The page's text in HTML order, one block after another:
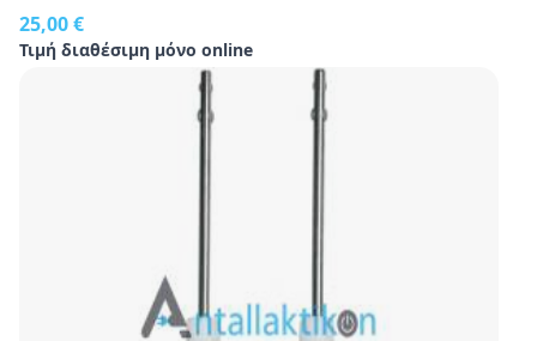
25,00 €
Τιμή διαθέσιμη μόνο online